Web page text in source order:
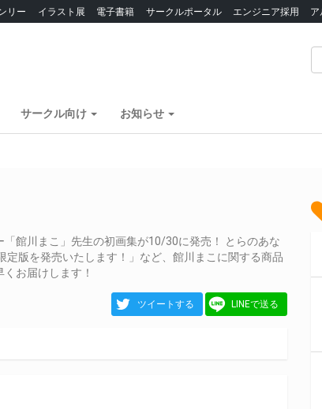
リー イラスト展 電子書籍 サークルポータル エンジニア採用
サークル向け お知らせ
館川まこ」先生の初画集が10/30に発売！ とらのあな
版を発売いたします！」など、館川まこに関する商品
お届けします！
ツイートする LINEで送る